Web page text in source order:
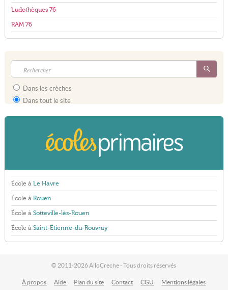
Ludothèques 76
RAM 76
Dans les crèches
Dans tout le site
École à Le Havre
École à Rouen
École à Sotteville-lès-Rouen
École à Saint-Étienne-du-Rouvray
© 2011-2026 AlloCreche - Tous droits réservés
À propos Aide Plan du site Contact CGU Mentions légales